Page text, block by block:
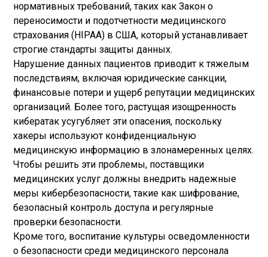
нормативных требований, таких как Закон о
переносимости и подотчетности медицинского
страхования (HIPAA) в США, который устанавливает
строгие стандарты защиты данных.
Нарушение данных пациентов приводит к тяжелым
последствиям, включая юридические санкции,
финансовые потери и ущерб репутации медицинских
организаций. Более того, растущая изощренность
кибератак усугубляет эти опасения, поскольку
хакеры используют конфиденциальную
медицинскую информацию в злонамеренных целях.
Чтобы решить эти проблемы, поставщики
медицинских услуг должны внедрить надежные
меры кибербезопасности, такие как шифрование,
безопасный контроль доступа и регулярные
проверки безопасности.
Кроме того, воспитание культуры осведомленности
о безопасности среди медицинского персонала